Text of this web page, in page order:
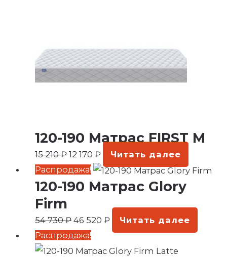
120-190 Матрас FIRST M
15 210₽ 12 170₽
Читать далее
Распродажа!
120-190 Матрас Glory
Firm
54 730₽
Первоначальная
цена
54
730 ₽.
46 520₽
Текущая
цена:
520 ₽.
Читать далее
Распродажа!Первоначальная
цена
Текущая
цена: